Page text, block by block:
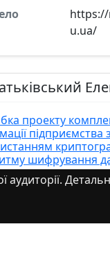
аудиторії.
u.ua/
проекту
підприємства з
шифрування
виконання
...